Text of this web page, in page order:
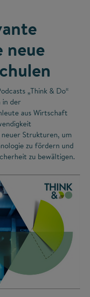
neue
„Think & Do“
in der
aus Wirtschaft
neuer Strukturen, um
zu fördern und
zu bewältigen.